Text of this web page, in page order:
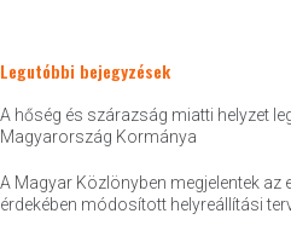
Legutóbbi bejegyzések
A hőség és szárazság miatti helyzet
Magyarország Kormánya
A Magyar Közlönyben megjelentek
érdekében módosított helyreállítási